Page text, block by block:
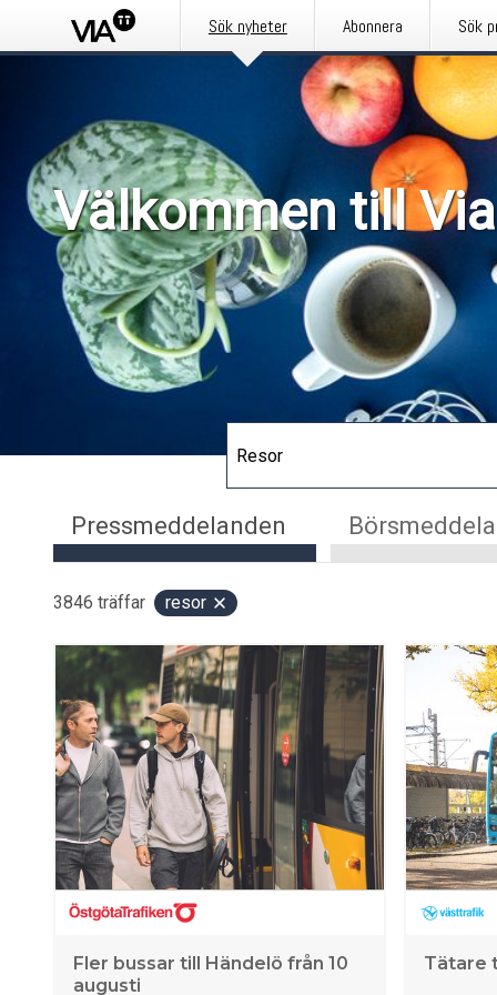
Sök nyheter Abonnera Sök
Välkommen till
Pressmeddelanden
3846 träffar resor
Fler bussar till Händelö från 10
augusti
Tätare